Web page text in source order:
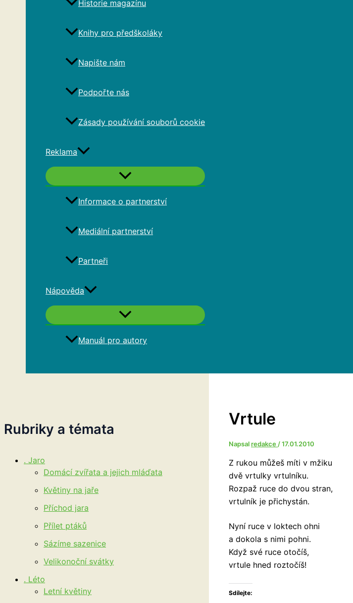
Historie magazínu
Knihy pro předškoláky
Napište nám
Podpořte nás
Zásady používání souborů cookie
Reklama
Informace o partnerství
Mediální partnerství
Partneři
Nápověda
Manuál pro autory
Rubriky a témata
. Jaro
Domácí zvířata a jejich mláďata
Květiny na jaře
Příchod jara
Přílet ptáků
Sázíme sazenice
Velikonoční svátky
. Léto
Letní květiny
Vrtule
Napsalredakce /17.01.2010
Z rukou můžeš míti v mžiku
dvě vrtulky vrtulníku.
Rozpaž ruce do dvou stran,
vrtulník je přichystán.
Nyní ruce v loktech ohni
a dokola s nimi pohni.
Když své ruce otočíš,
vrtule hned roztočíš!
Sdílejte: